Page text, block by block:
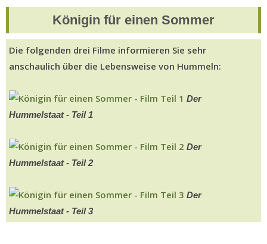
Königin für einen Sommer
Die folgenden drei Filme informieren Sie sehr
anschaulich über die Lebensweise von Hummeln:
Der
Hummelstaat - Teil 1
Der
Hummelstaat - Teil 2
Der
Hummelstaat - Teil 3